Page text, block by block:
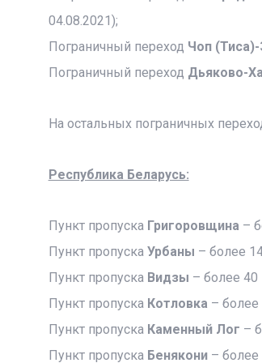
04.08.2021);
Пограничный переход Чоп (Тиса)-
Пограничный переход Дьяково-
На остальных пограничных
Республика Беларусь:
Пункт пропускаГригоровщина –
Пункт пропускаУрбаны – более
Пункт пропускаВидзы – более 40
Пункт пропуска Котловка – более
Пункт пропуска Каменный Лог –
Пункт пропускаБенякони – более